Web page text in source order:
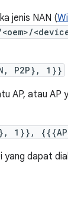
jenis NAN (
P2P}, 1}}
AP, atau AP
1}},
yang dapat